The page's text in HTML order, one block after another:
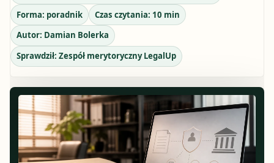
Forma: poradnik Czas czytania: 10 min
Autor: Damian Bolerka
Sprawdził: Zespół merytoryczny LegalUp